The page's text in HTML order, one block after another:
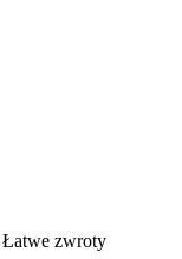
Łatwe zwroty